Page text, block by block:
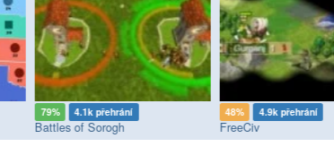
79% 4.1k přehrání
Battles of Sorogh
48% 4.9k přehrání
FreeCiv